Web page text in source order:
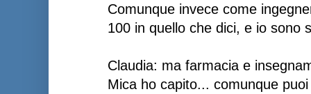
Comunque invece come
100 in quello che dici, e io sono
Claudia: ma farmacia e
Mica ho capito... comunque